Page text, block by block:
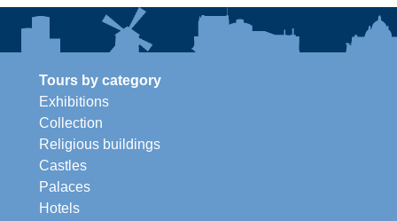
Tours by category
Exhibitions
Collection
Religious buildings
Castles
Palaces
Hotels